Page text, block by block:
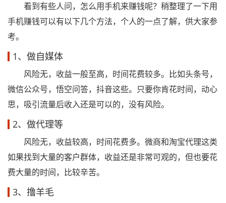
看到有些人问，怎么用手机来赚钱呢？稍整理了一下用
手机赚钱可以有以下几个方法，个人的一点了解，供大家参
考。
1、做自媒体
风险无，收益一般至高，时间花费较多。比如头条号，
微信公众号，悟空问答，抖音这些。只要你肯花时间，动心
思，吸引流量后收入还是可以的，没有风险。
2、做代理等
风险无，收益较高，时间花费多。微商和淘宝代理这类
如果找到大量的客户群体，收益还是非常可观的，但也要花
费大量的时间，比较辛苦。
3、撸羊毛